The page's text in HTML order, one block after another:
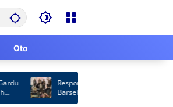
Oto
Respons Laporan Masyarakat, Satpol PP
Barsel Patroli Malam Cegah Balap Liar
Knalpot Brong